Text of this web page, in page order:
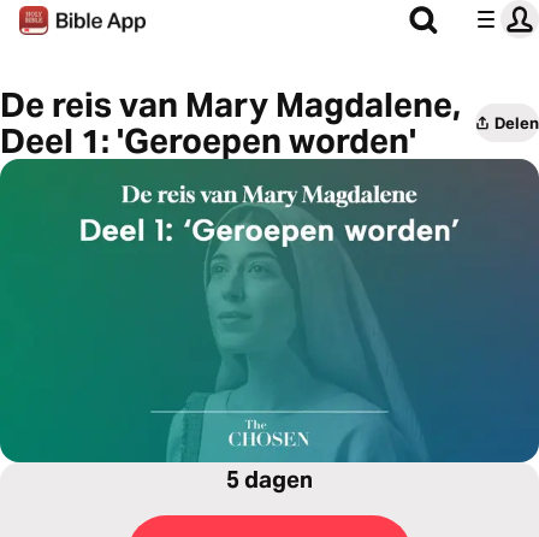
De reis van Mary Magdalene,
Deel 1: 'Geroepen worden'
Delen
5 dagen